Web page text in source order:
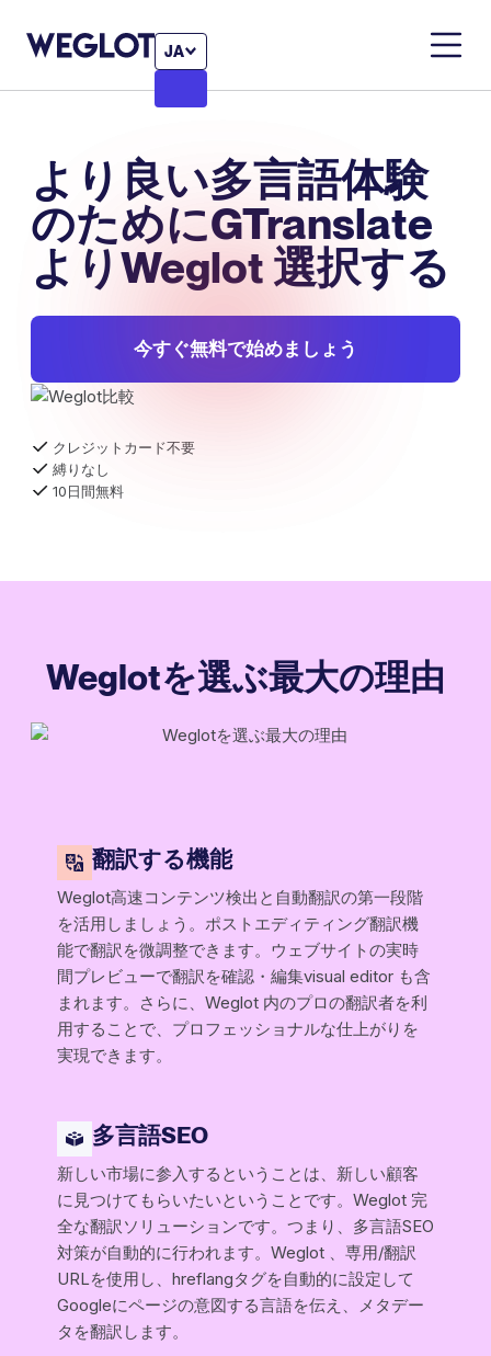
JA
より良い多言語体験
のためにGTranslate
よりWeglot 選択する
今すぐ無料で始めましょう
クレジットカード不要
縛りなし
10日間無料
Weglot​を選ぶ最大の理由
翻訳する機能
Weglot高速コンテンツ検出と自動翻訳の第一段階
を活用しましょう。ポストエディティング翻訳機
能で翻訳を微調整できます。ウェブサイトの実時
間プレビューで翻訳を確認・編集visual editor も含
まれます。さらに、Weglot 内のプロの翻訳者を利
用することで、プロフェッショナルな仕上がりを
実現できます。
多言語SEO
新しい市場に参入するということは、新しい顧客
に見つけてもらいたいということです。Weglot 完
全な翻訳ソリューションです。つまり、多言語SEO
対策が自動的に行われます。Weglot 、専用/翻訳
URLを使用し、hreflangタグを自動的に設定して
Googleにページの意図する言語を伝え、メタデー
タを翻訳します。